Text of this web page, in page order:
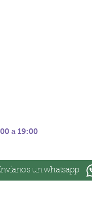
a 19:00
un whatsapp